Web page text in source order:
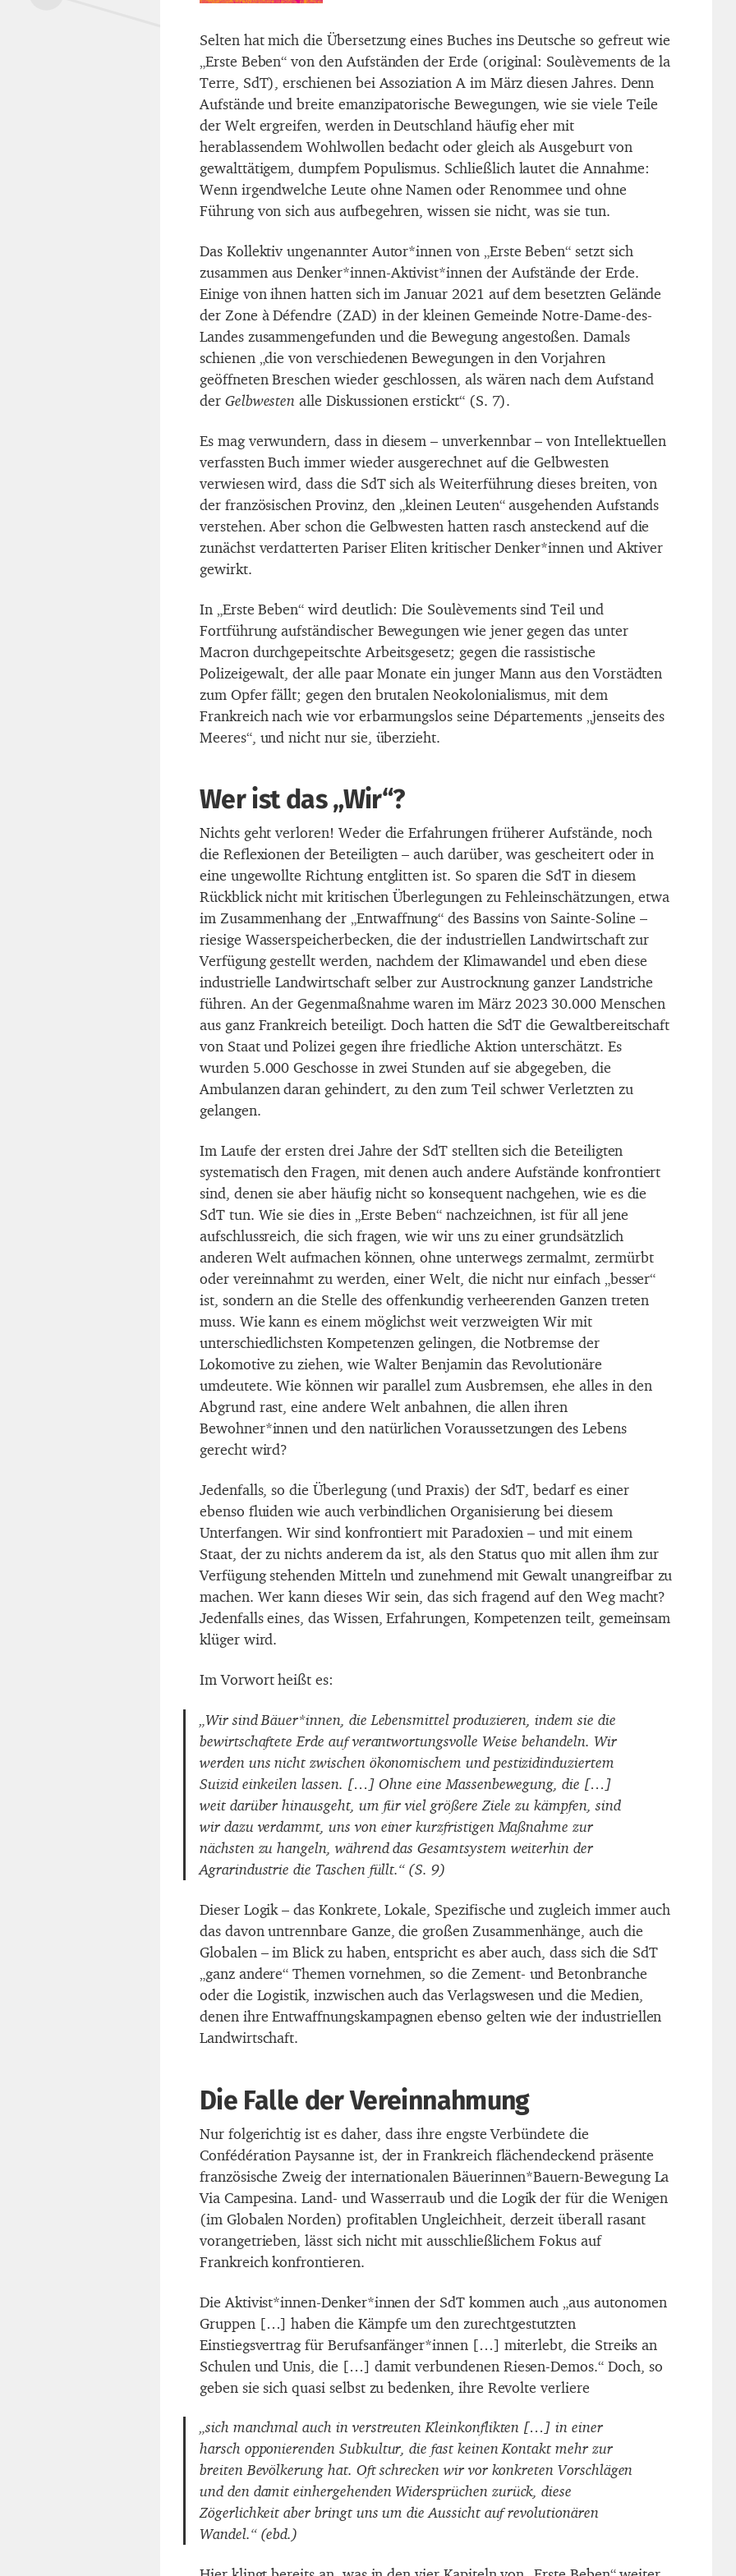
Selten hat mich die Übersetzung eines Buches ins Deutsche so gefreut wie
„Erste Beben“ von den Aufständen der Erde (original: Soulèvements de la
Terre, SdT), erschienen bei Assoziation A im März diesen Jahres. Denn
Aufstände und breite emanzipatorische Bewegungen, wie sie viele Teile
der Welt ergreifen, werden in Deutschland häufig eher mit
herablassendem Wohlwollen bedacht oder gleich als Ausgeburt von
gewalttätigem, dumpfem Populismus. Schließlich lautet die Annahme:
Wenn irgendwelche Leute ohne Namen oder Renommee und ohne
Führung von sich aus aufbegehren, wissen sie nicht, was sie tun.
Das Kollektiv ungenannter Autor*innen von „Erste Beben“ setzt sich
zusammen aus Denker*innen-Aktivist*innen der Aufstände der Erde.
Einige von ihnen hatten sich im Januar 2021 auf dem besetzten Gelände
der Zone à Défendre (ZAD) in der kleinen Gemeinde Notre-Dame-des-
Landes zusammengefunden und die Bewegung angestoßen. Damals
schienen „die von verschiedenen Bewegungen in den Vorjahren
geöffneten Breschen wieder geschlossen, als wären nach dem Aufstand
der Gelbwesten alle Diskussionen erstickt“ (S. 7).
Es mag verwundern, dass in diesem – unverkennbar – von Intellektuellen
verfassten Buch immer wieder ausgerechnet auf die Gelbwesten
verwiesen wird, dass die SdT sich als Weiterführung dieses breiten, von
der französischen Provinz, den „kleinen Leuten“ ausgehenden Aufstands
verstehen. Aber schon die Gelbwesten hatten rasch ansteckend auf die
zunächst verdatterten Pariser Eliten kritischer Denker*innen und Aktiver
gewirkt.
In „Erste Beben“ wird deutlich: Die Soulèvements sind Teil und
Fortführung aufständischer Bewegungen wie jener gegen das unter
Macron durchgepeitschte Arbeitsgesetz; gegen die rassistische
Polizeigewalt, der alle paar Monate ein junger Mann aus den Vorstädten
zum Opfer fällt; gegen den brutalen Neokolonialismus, mit dem
Frankreich nach wie vor erbarmungslos seine Départements „jenseits des
Meeres“, und nicht nur sie, überzieht.
Wer ist das „Wir“?
Nichts geht verloren! Weder die Erfahrungen früherer Aufstände, noch
die Reflexionen der Beteiligten – auch darüber, was gescheitert oder in
eine ungewollte Richtung entglitten ist. So sparen die SdT in diesem
Rückblick nicht mit kritischen Überlegungen zu Fehleinschätzungen, etwa
im Zusammenhang der „Entwaffnung“ des Bassins von Sainte-Soline –
riesige Wasserspeicherbecken, die der industriellen Landwirtschaft zur
Verfügung gestellt werden, nachdem der Klimawandel und eben diese
industrielle Landwirtschaft selber zur Austrocknung ganzer Landstriche
führen. An der Gegenmaßnahme waren im März 2023 30.000 Menschen
aus ganz Frankreich beteiligt. Doch hatten die SdT die Gewaltbereitschaft
von Staat und Polizei gegen ihre friedliche Aktion unterschätzt. Es
wurden 5.000 Geschosse in zwei Stunden auf sie abgegeben, die
Ambulanzen daran gehindert, zu den zum Teil schwer Verletzten zu
gelangen.
Im Laufe der ersten drei Jahre der SdT stellten sich die Beteiligten
systematisch den Fragen, mit denen auch andere Aufstände konfrontiert
sind, denen sie aber häufig nicht so konsequent nachgehen, wie es die
SdT tun. Wie sie dies in „Erste Beben“ nachzeichnen, ist für all jene
aufschlussreich, die sich fragen, wie wir uns zu einer grundsätzlich
anderen Welt aufmachen können, ohne unterwegs zermalmt, zermürbt
oder vereinnahmt zu werden, einer Welt, die nicht nur einfach „besser“
ist, sondern an die Stelle des offenkundig verheerenden Ganzen treten
muss. Wie kann es einem möglichst weit verzweigten Wir mit
unterschiedlichsten Kompetenzen gelingen, die Notbremse der
Lokomotive zu ziehen, wie Walter Benjamin das Revolutionäre
umdeutete. Wie können wir parallel zum Ausbremsen, ehe alles in den
Abgrund rast, eine andere Welt anbahnen, die allen ihren
Bewohner*innen und den natürlichen Voraussetzungen des Lebens
gerecht wird?
Jedenfalls, so die Überlegung (und Praxis) der SdT, bedarf es einer
ebenso fluiden wie auch verbindlichen Organisierung bei diesem
Unterfangen. Wir sind konfrontiert mit Paradoxien – und mit einem
Staat, der zu nichts anderem da ist, als den Status quo mit allen ihm zur
Verfügung stehenden Mitteln und zunehmend mit Gewalt unangreifbar zu
machen. Wer kann dieses Wir sein, das sich fragend auf den Weg macht?
Jedenfalls eines, das Wissen, Erfahrungen, Kompetenzen teilt, gemeinsam
klüger wird.
Im Vorwort heißt es:
„Wir sind Bäuer*innen, die Lebensmittel produzieren, indem sie die
bewirtschaftete Erde auf verantwortungsvolle Weise behandeln. Wir
werden uns nicht zwischen ökonomischem und pestizidinduziertem
Suizid einkeilen lassen. […] Ohne eine Massenbewegung, die […]
weit darüber hinausgeht, um für viel größere Ziele zu kämpfen, sind
wir dazu verdammt, uns von einer kurzfristigen Maßnahme zur
nächsten zu hangeln, während das Gesamtsystem weiterhin der
Agrarindustrie die Taschen füllt.“ (S. 9)
Dieser Logik – das Konkrete, Lokale, Spezifische und zugleich immer auch
das davon untrennbare Ganze, die großen Zusammenhänge, auch die
Globalen – im Blick zu haben, entspricht es aber auch, dass sich die SdT
„ganz andere“ Themen vornehmen, so die Zement- und Betonbranche
oder die Logistik, inzwischen auch das Verlagswesen und die Medien,
denen ihre Entwaffnungskampagnen ebenso gelten wie der industriellen
Landwirtschaft.
Die Falle der Vereinnahmung
Nur folgerichtig ist es daher, dass ihre engste Verbündete die
Confédération Paysanne ist, der in Frankreich flächendeckend präsente
französische Zweig der internationalen Bäuerinnen*Bauern-Bewegung La
Via Campesina. Land- und Wasserraub und die Logik der für die Wenigen
(im Globalen Norden) profitablen Ungleichheit, derzeit überall rasant
vorangetrieben, lässt sich nicht mit ausschließlichem Fokus auf
Frankreich konfrontieren.
Die Aktivist*innen-Denker*innen der SdT kommen auch „aus autonomen
Gruppen […] haben die Kämpfe um den zurechtgestutzten
Einstiegsvertrag für Berufsanfänger*innen […] miterlebt, die Streiks an
Schulen und Unis, die […] damit verbundenen Riesen-Demos.“ Doch, so
geben sie sich quasi selbst zu bedenken, ihre Revolte verliere
„sich manchmal auch in verstreuten Kleinkonflikten […] in einer
harsch opponierenden Subkultur, die fast keinen Kontakt mehr zur
breiten Bevölkerung hat. Oft schrecken wir vor konkreten Vorschlägen
und den damit einhergehenden Widersprüchen zurück, diese
Zögerlichkeit aber bringt uns um die Aussicht auf revolutionären
Wandel.“ (ebd.)